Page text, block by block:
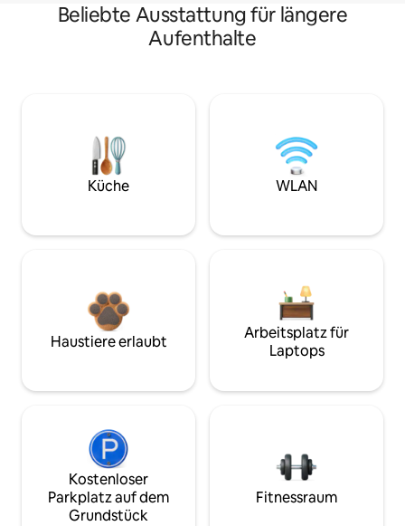
Beliebte Ausstattung für längere
Aufenthalte
Küche WLAN
Haustiere erlaubt
Arbeitsplatz für
Laptops
Kostenloser
Parkplatz auf dem
Grundstück
Fitnessraum